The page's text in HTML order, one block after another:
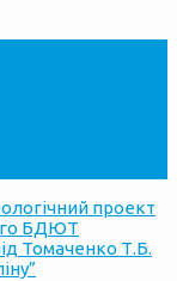
проект
БДЮТ
Томаченко Т.Б.